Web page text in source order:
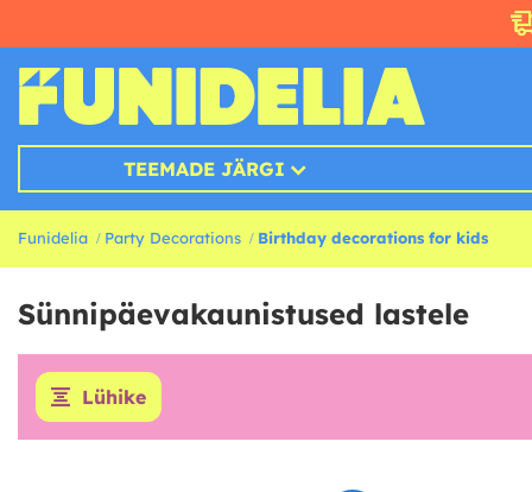
TEEMADE JÄRGI
Funidelia Party Decorations Birthday decorations for kids
Sünnipäevakaunistused lastele
Lühike